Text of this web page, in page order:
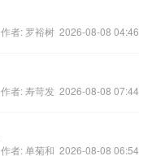
作者: 罗裕树 2026-08-08 04:46
作者: 寿苛发 2026-08-08 07:44
作者: 单菊和 2026-08-08 06:54